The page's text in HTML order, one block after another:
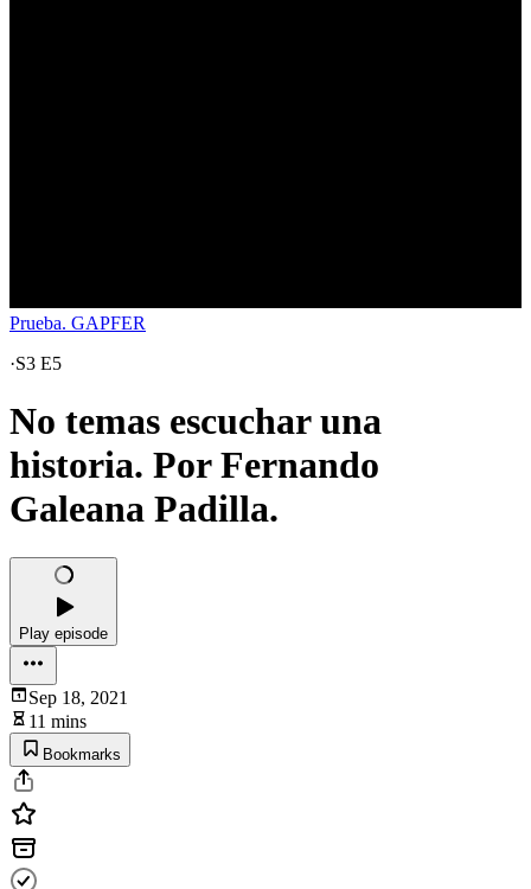
Prueba. GAPFER
·S3 E5
No temas escuchar una
historia. Por Fernando
Galeana Padilla.
Play episode
Sep 18, 2021
11 mins
Bookmarks